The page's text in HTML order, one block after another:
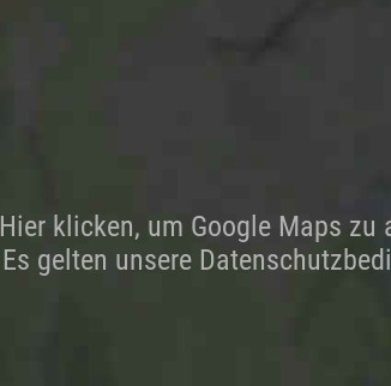
Hier klicken, um Google Maps zu
Es gelten unsere